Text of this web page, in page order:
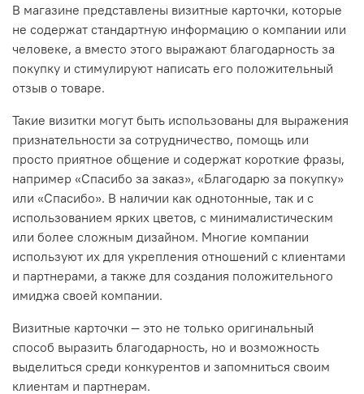
В магазине представлены визитные карточки, которые
не содержат стандартную информацию о компании или
человеке, а вместо этого выражают благодарность за
покупку и стимулируют написать его положительный
отзыв о товаре.
Такие визитки могут быть использованы для выражения
признательности за сотрудничество, помощь или
просто приятное общение и содержат короткие фразы,
например «Спасибо за заказ», «Благодарю за покупку»
или «Спасибо». В наличии как однотонные, так и с
использованием ярких цветов, с минималистическим
или более сложным дизайном. Многие компании
используют их для укрепления отношений с клиентами
и партнерами, а также для создания положительного
имиджа своей компании.
Визитные карточки — это не только оригинальный
способ выразить благодарность, но и возможность
выделиться среди конкурентов и запомниться своим
клиентам и партнерам.